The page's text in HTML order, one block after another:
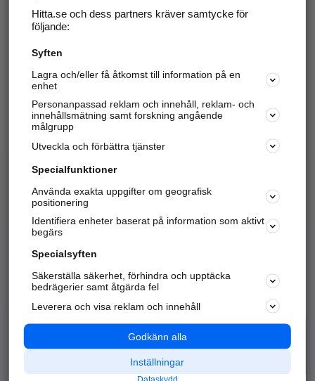
Hitta.se - Gratis nummerupplysning.
Sök företag, personer och platser.
Hitta telefonnummer, adresser, företagsinfo mm.
Marknadsför företaget
Kom igång och annonsera mot
samarbetspartners nära dig.
Alla kategorier
Populära sökningar
API & Kartor
Annonsera
Integritet
Nödnummer
Hitta.se och dess partners kräver samtycke för
följande:
Syften
Lagra och/eller få åtkomst till information på en
enhet
Personanpassad reklam och innehåll, reklam- och
innehållsmätning samt forskning angående
målgrupp
Utveckla och förbättra tjänster
Specialfunktioner
Använda exakta uppgifter om geografisk
positionering
Identifiera enheter baserat på information som aktivt
begärs
Specialsyften
Säkerställa säkerhet, förhindra och upptäcka
bedrägerier samt åtgärda fel
Leverera och visa reklam och innehåll
Godkänn alla
Inställningar
Dataskydd